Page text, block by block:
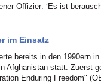
Offizier: ‘Es ist
im Einsatz
bereits in den 1990ern
Afghanistan statt. Zuerst
Enduring Freedom"